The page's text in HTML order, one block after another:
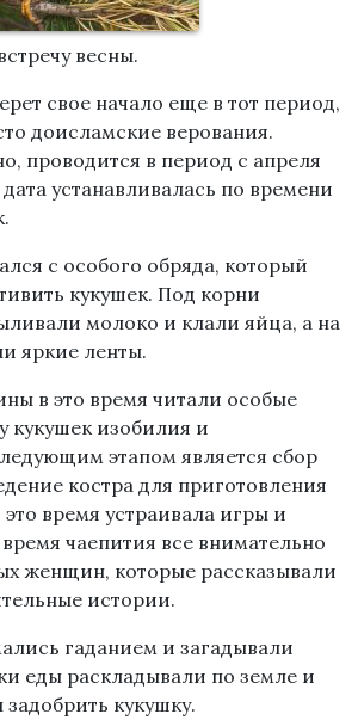
весны.
свое начало еще в тот период,
доисламские верования.
проводится в период с апреля
устанавливалась по времени
с особого обряда, который
кукушек. Под корни
молоко и клали яйца, а на
яркие ленты.
в это время читали особые
кукушек изобилия и
этапом является сбор
костра для приготовления
время устраивала игры и
чаепития все внимательно
женщин, которые рассказывали
истории.
гаданием и загадывали
еды раскладывали по земле и
кукушку.